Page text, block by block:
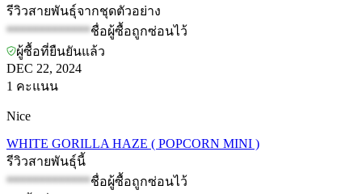
รีวิวสายพันธุ์จากชุดตัวอย่าง
*************ชื่อผู้ซื้อถูกซ่อนไว้
ผู้ซื้อที่ยืนยันแล้ว
DEC 22, 2024
1 คะแนน
Nice
WHITE GORILLA HAZE ( POPCORN MINI )
รีวิวสายพันธุ์นี้
*************ชื่อผู้ซื้อถูกซ่อนไว้